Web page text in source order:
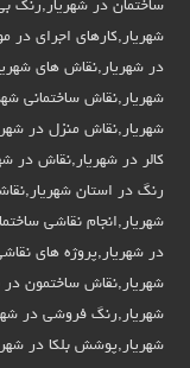
ساختمان در شهریار,رنگ
شهریار,کارهای اجرای در
در شهریار,نقاش های
شهریار,نقاش ساختمانی
شهریار,نقاش منزل در
کالر در شهریار,نقاش در
رنگ در استان
شهریار,انجام نقاشی
در شهریار,پروژه های
شهریار,نقاش ساختمون در
شهریار,رنگ فروشی در
شهریار,پوشش بلکا در